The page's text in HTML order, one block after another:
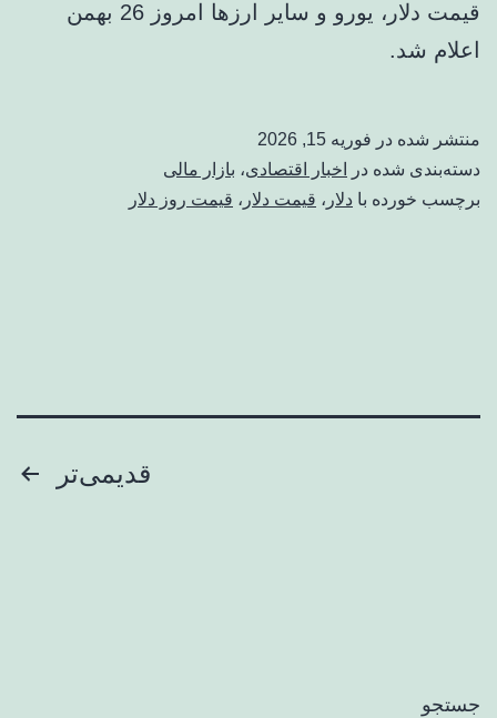
قیمت دلار، یورو و سایر ارزها امروز 26 بهمن
اعلام شد.
منتشر شده در فوریه 15, 2026
دسته‌بندی شده در
اخبار اقتصادی، بازار مالی
برچسب خورده با دلار ، قیمت دلار ، قیمت روز دلار
قدیمی‌تر
جستجو